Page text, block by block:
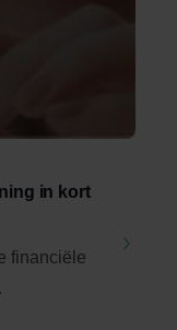
in kort
financiële